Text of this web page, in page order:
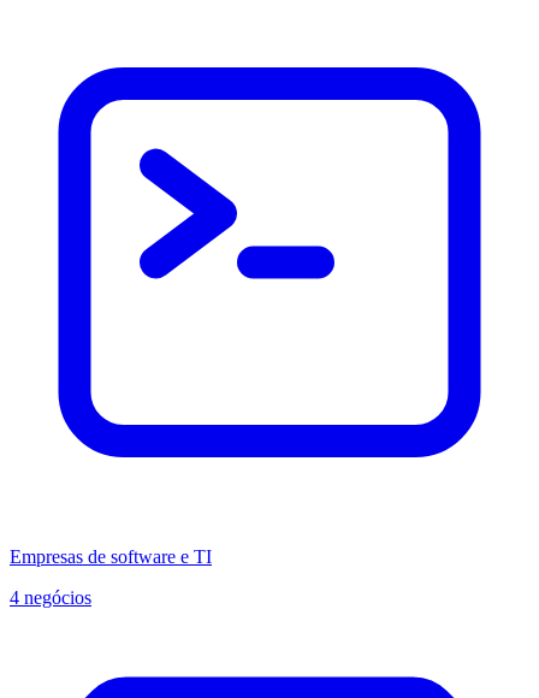
Empresas de software e TI
4 negócios